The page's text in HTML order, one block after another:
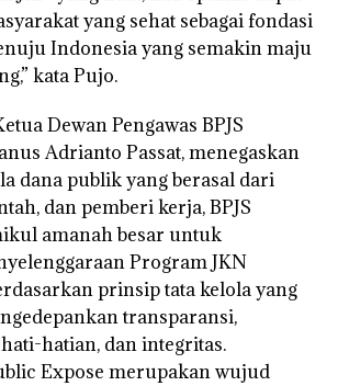
yang sehat sebagai fondasi
Indonesia yang semakin maju
kata Pujo.
Dewan Pengawas BPJS
Adrianto Passat, menegaskan
dana publik yang berasal dari
dan pemberi kerja, BPJS
amanah besar untuk
Program JKN
prinsip tata kelola yang
transparansi,
hatian, dan integritas.
Expose merupakan wujud